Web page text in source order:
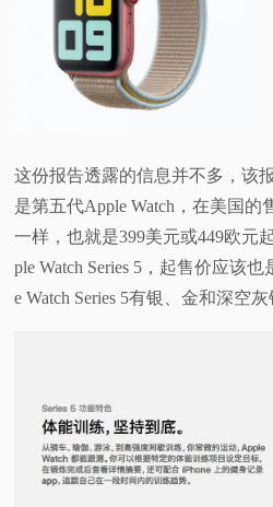
普
验
这份报告透露的信息并不多，该
是第五代Apple Watch，在美国
一样，也就是399美元或449欧元
ple Watch Series 5，起售价应该
e Watch Series 5有银、金和深空灰